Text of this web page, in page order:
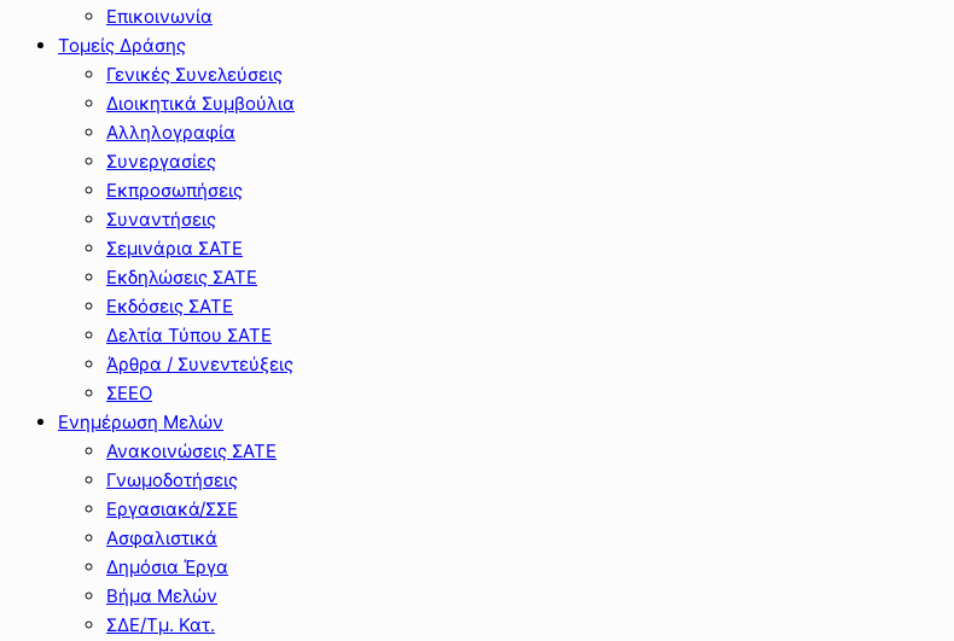
Επικοινωνία
Τομείς Δράσης
Γενικές Συνελεύσεις
Διοικητικά Συμβούλια
Αλληλογραφία
Συνεργασίες
Εκπροσωπήσεις
Συναντήσεις
Σεμινάρια ΣΑΤΕ
Εκδηλώσεις ΣΑΤΕ
Εκδόσεις ΣΑΤΕ
Δελτία Τύπου ΣΑΤΕ
Άρθρα / Συνεντεύξεις
ΣΕΕΟ
Ενημέρωση Μελών
Ανακοινώσεις ΣΑΤΕ
Γνωμοδοτήσεις
Εργασιακά/ΣΣΕ
Ασφαλιστικά
Δημόσια Έργα
Βήμα Μελών
ΣΔΕ/Τμ. Κατ.